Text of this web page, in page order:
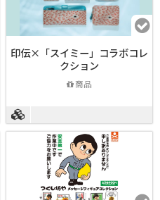
印伝×「スイミー」コラボコレ
クション
商品